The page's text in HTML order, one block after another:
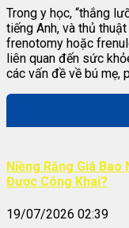
Trong y học, “thắng
tiếng Anh, và thủ
frenotomy hoặc
liên quan đến sức
các vấn đề về bú mẹ,
Niềng Răng Giá
Được Công Khai?
19/07/2026 02:39